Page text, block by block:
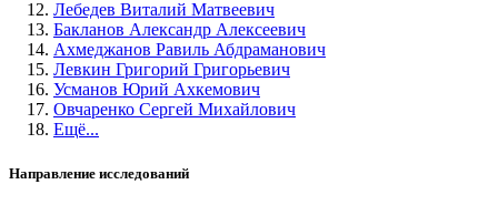
Лебедев Виталий Матвеевич
Бакланов Александр Алексеевич
Ахмеджанов Равиль Абдраманович
Левкин Григорий Григорьевич
Усманов Юрий Ахкемович
Овчаренко Сергей Михайлович
Ещё...
Направление исследований